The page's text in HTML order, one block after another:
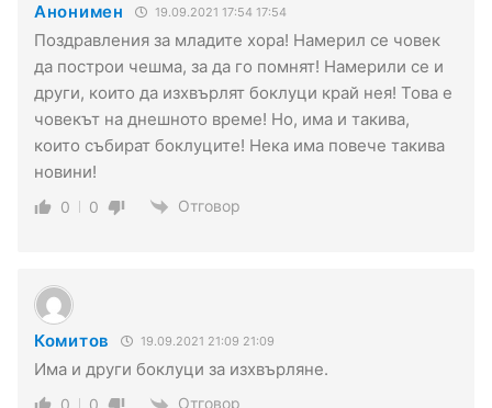
Анонимен 19.09.2021 17:54 17:54
Поздравления за младите хора! Намерил се човек
да построи чешма, за да го помнят! Намерили се и
други, които да изхвърлят боклуци край нея! Това е
човекът на днешното време! Но, има и такива,
които събират боклуците! Нека има повече такива
новини!
0 0 Отговор
Комитов 19.09.2021 21:09 21:09
Има и други боклуци за изхвърляне.
Отговор